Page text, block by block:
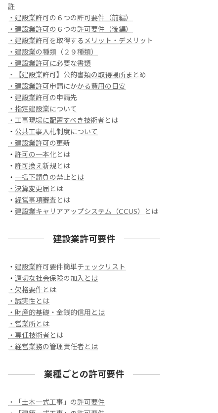
許
・建設業許可の６つの許可要件（前編）
・建設業許可の６つの許可要件（後編）
・建設業許可を取得するメリット・デメリット
・建設業の種類（２９種類）
・建設業許可に必要な書類
・【建設業許可】公的書類の取得場所まとめ
・建設業許可申請にかかる費用の目安
・建設業許可の申請先
・指定建設業について
・工事現場に配置すべき技術者とは
・ 公共工事入札制度について
・建設業許可の更新
・許可の一本化とは
・許可換え新規とは
・ 一括下請負の禁止とは
・決算変更届とは
・ 経営事項審査とは
・建設業キャリアアップシステム（CCUS）とは
建設業許可要件
・建設業許可要件簡単チェックリスト
・適切な社会保険の加入とは
・欠格要件とは
・誠実性とは
・財産的基礎・金銭的信用とは
・営業所とは
・専任技術者とは
・経営業務の管理責任者とは
業種ごとの許可要件
・「土木一式工事」の許可要件